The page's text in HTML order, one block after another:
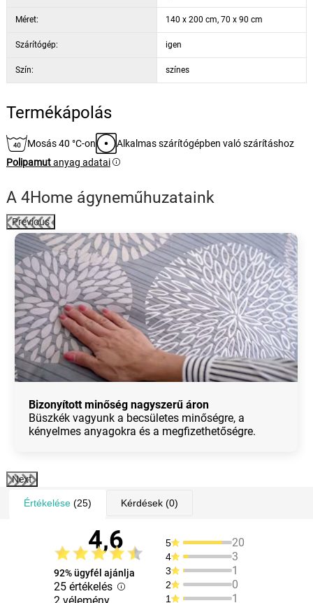
Méret: 140 x 200 cm, 70 x 90 cm
Szárítógép: igen
Szín: színes
Termékápolás
Mosás 40 °C-on
Alkalmas szárítógépben való szárításhoz
Polipamutanyag adatai
A 4Home ágyneműhuzataink
Previous
Bizonyított minőség nagyszerű áron
Büszkék vagyunk a becsületes minőségre, a
kényelmes anyagokra és a megfizethetőségre.
Next
Értékelése(25) Kérdések(0)
4,6
92% ügyfél ajánlja
25 értékelés
5 20
4 3
3 1
2 0
1 1